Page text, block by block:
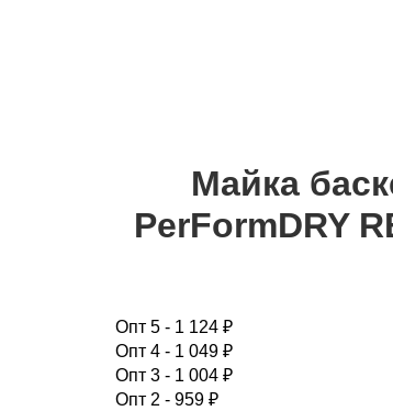
заказа, общая сумма заказа считается по
за 6 месяцев - 30.000
всех заказов за 6 месяцев 80.000 рублей
Майка
PerFormDRY
Опт 5 - 1 124 ₽
Опт 4 - 1 049 ₽
Опт 3 - 1 004 ₽
Опт 2 - 959 ₽